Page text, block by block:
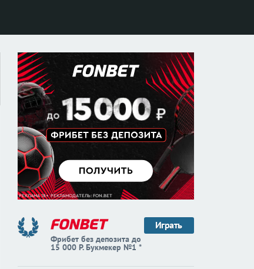
Фрибет без депозита до
15 000 Р. Букмекер №1 *
Играть